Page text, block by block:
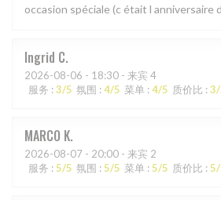
occasion spéciale (c était l anniversaire
Ingrid C
2026-08-06 - 18:30 - 来宾 4
服务 : 3/5 氛围 : 4/5 菜单 : 4/5 质价比 : 3
MARCO K
2026-08-07 - 20:00 - 来宾 2
服务 : 5/5 氛围 : 5/5 菜单 : 5/5 质价比 : 5